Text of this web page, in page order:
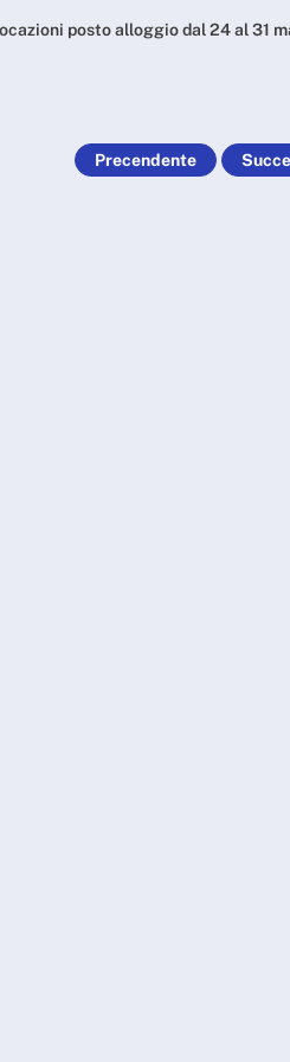
dal 24 al
posto alloggio dal 24 al 31
Precendente